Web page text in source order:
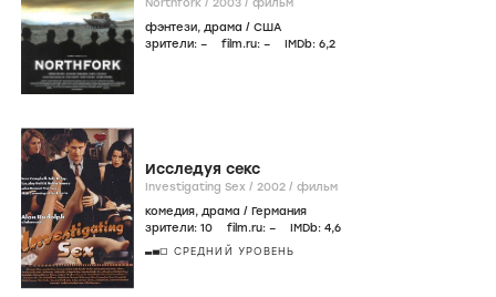
фэнтези, драма / США
зрители: – film.ru: – IMDb: 6,2
Исследуя секс
Investigating Sex / 2002 / фильм
комедия, драма / Германия
зрители: 10 film.ru: – IMDb: 4,6
СРЕДНИЙ УРОВЕНЬ